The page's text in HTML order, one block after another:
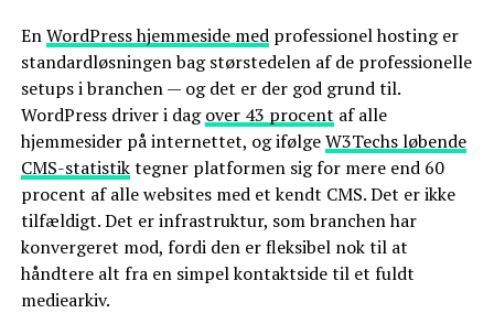
EnWordPress hjemmeside medprofessionel hosting er
standardløsningen bag størstedelen af de professionelle
setups i branchen — og det er der god grund til.
WordPress driver i dagover 43 procent af alle
hjemmesider på internettet, og ifølgeW3Techs løbende
CMS-statistiktegner platformen sig for mere end 60
procent af alle websites med et kendt CMS. Det er ikke
tilfældigt. Det er infrastruktur, som branchen har
konvergeret mod, fordi den er fleksibel nok til at
håndtere alt fra en simpel kontaktside til et fuldt
mediearkiv.